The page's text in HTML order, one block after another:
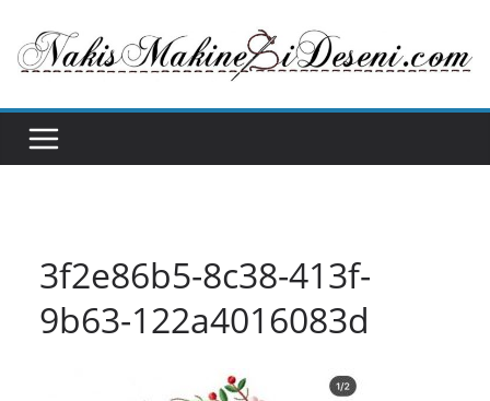
content
3f2e86b5-8c38-413f-
9b63-122a4016083d